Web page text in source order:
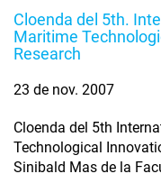
Cloenda del 5th.
Maritime
Research
23 de nov. 2007
Cloenda del 5th
Technological
Sinibald Mas de la